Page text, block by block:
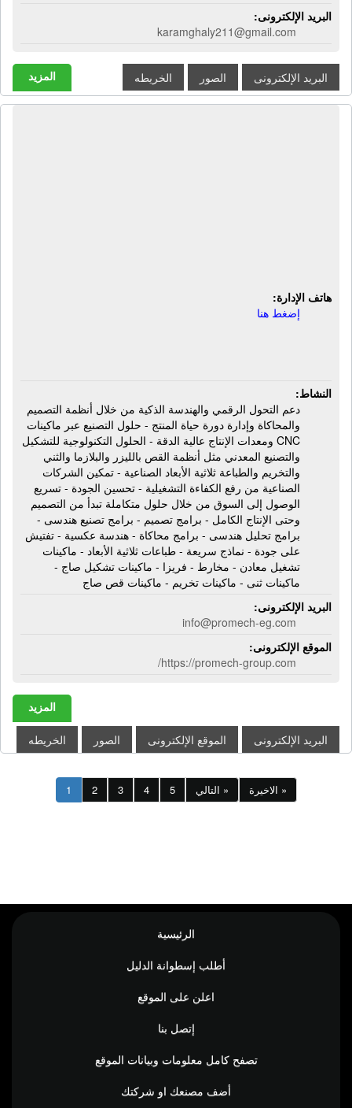
البريد الإلكترونى:
karamghaly211@gmail.com
المزيد البريد الإلكترونى الصور الخريطه
هاتف الإدارة:
إضغط هنا
النشاط:
دعم التحول الرقمي والهندسة الذكية من خلال أنظمة التصميم
والمحاكاة وإدارة دورة حياة المنتج - حلول التصنيع عبر ماكينات
CNC ومعدات الإنتاج عالية الدقة - الحلول التكنولوجية للتشكيل
والتصنيع المعدني مثل أنظمة القص بالليزر والبلازما والثني
والتخريم والطباعة ثلاثية الأبعاد الصناعية - تمكين الشركات
الصناعية من رفع الكفاءة التشغيلية - تحسين الجودة - تسريع
الوصول إلى السوق من خلال حلول متكاملة تبدأ من التصميم
وحتى الإنتاج الكامل - برامج تصميم - برامج تصنيع هندسى -
برامج تحليل هندسى - برامج محاكاة - هندسة عكسية - تفتيش
على جودة - نماذج سريعة - طباعات ثلاثية الأبعاد - ماكينات
تشغيل معادن - مخارط - فريزا - ماكينات تشكيل صاج -
ماكينات ثنى - ماكينات تخريم - ماكينات قص صاج
البريد الإلكترونى:
info@promech-eg.com
الموقع الإلكترونى:
https://promech-group.com/
المزيد
البريد الإلكترونى الموقع الإلكترونى الصور الخريطه
1 2 3 4 5 التالي » الاخيرة »
الرئيسية
أطلب إسطوانة الدليل
اعلن على الموقع
إتصل بنا
تصفح كامل معلومات وبيانات الموقع
أضف مصنعك او شركتك